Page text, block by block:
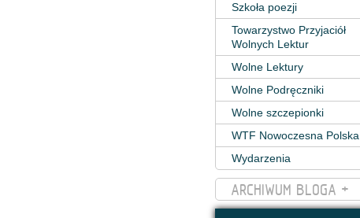
Szkoła poezji
Towarzystwo Przyjaciół
Wolnych Lektur
Wolne Lektury
Wolne Podręczniki
Wolne szczepionki
WTF Nowoczesna Polska
Wydarzenia
ARCHIWUM BLOGA +